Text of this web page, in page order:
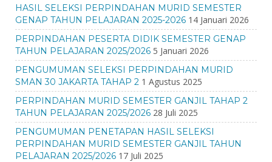
HASIL SELEKSI PERPINDAHAN MURID SEMESTER
GENAP TAHUN PELAJARAN 2025-2026 14 Januari 2026
PERPINDAHAN PESERTA DIDIK SEMESTER GENAP
TAHUN PELAJARAN 2025/2026 5 Januari 2026
PENGUMUMAN SELEKSI PERPINDAHAN MURID
SMAN 30 JAKARTA TAHAP 2 1 Agustus 2025
PERPINDAHAN MURID SEMESTER GANJIL TAHAP 2
TAHUN PELAJARAN 2025/2026 28 Juli 2025
PENGUMUMAN PENETAPAN HASIL SELEKSI
PERPINDAHAN MURID SEMESTER GANJIL TAHUN
PELAJARAN 2025/2026 17 Juli 2025